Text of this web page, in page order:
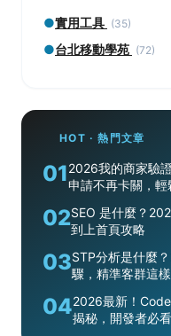
●實用工具 (35)
●台北移動學苑 (72)
HOT · 熱門文章
012026我的商家驗
申請不再卡關，輕
02SEO 是什麼？
到上首頁攻略
03STP分析是什麼
驟，精準客群這
042026最新！
揭秘，開發者必